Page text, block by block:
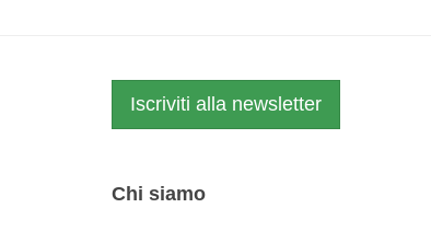
Iscriviti alla newsletter
Chi siamo